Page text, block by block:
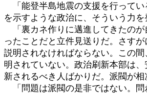
「能登半島地震の支援を行ってい
を示すような政治に、そういう力
「裏カネ作りに邁進してきたのが
ったことだと立件見送りだ。さす
説明されなければならない。この
明されていない。政治刷新本部は
新されるべき人ばかりだ。派閥が
「問題は派閥の是非ではない。問